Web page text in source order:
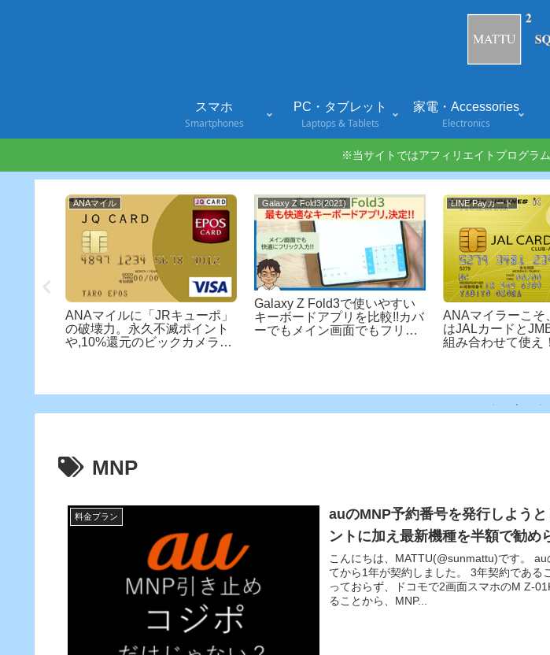
スマホ
Smartphones
PC・タブレット
Laptops & Tablets
家電・Accessories
Electronics
※当サイトではアフィリエイトプログラ
ANAマイル
ANAマイルに「JRキューポ」
の破壊力。永久不滅ポイント
や,10%還元のビックカメラポ
Galaxy Z Fold3(2021)
Galaxy Z Fold3で使いやすい
キーボードアプリを比較!!カバ
ーでもメイン画面でもフリッ
LINE Payカード
ANAマイラーこそ
はJALカードと
組み合わせて使え
MNP
料金プラン
auのMNP予約番号を発行しよう
ントに加え最新機種を半額で勧め
こんにちは、MATTU(@sunmattu)です。
てから1年が契約しました。 3年契約である
っておらず、ドコモで2画面スマホのM Z-
ることから、MNP...